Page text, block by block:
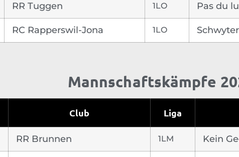
RR Tuggen 1LO Pas du
RC Rapperswil-Jona 1LO
Mannschaftskämpfe
Club Liga
RR Brunnen 1LM Kein